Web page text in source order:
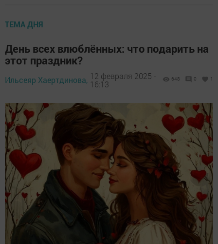
ТЕМА ДНЯ
День всех влюблённых: что подарить на
этот праздник?
Ильсеяр Хаертдинова, 12 февраля 2025 -
16:13
648 0 1